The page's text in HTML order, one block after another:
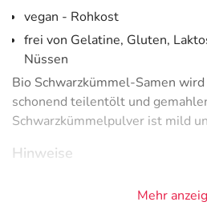
vegan - Rohkost
frei von Gelatine, Gluten,
Nüssen
Bio Schwarzkümmel-Samen
schonend teilentölt und
Schwarzkümmelpulver ist mild
Hinweise
Mehr